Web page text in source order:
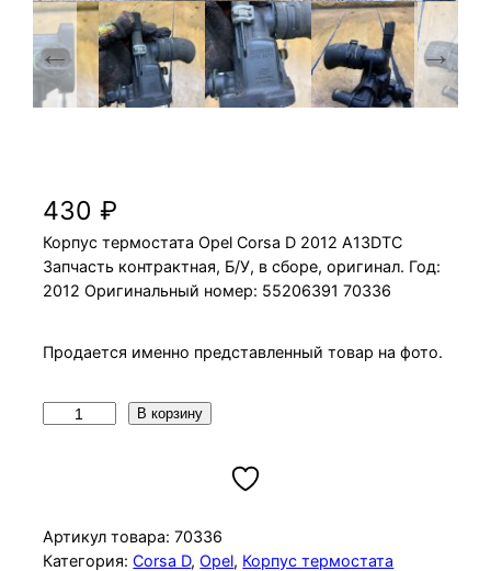
430₽
Корпус термостата Opel Corsa D 2012 A13DTC
Запчасть контрактная, Б/У, в сборе, оригинал. Год:
2012 Оригинальный номер: 55206391 70336
Продается именно представленный товар на фото.
ч
е
В корзину
Артикул товара: 70336
Категория:Corsa D, Opel, Корпус термостата